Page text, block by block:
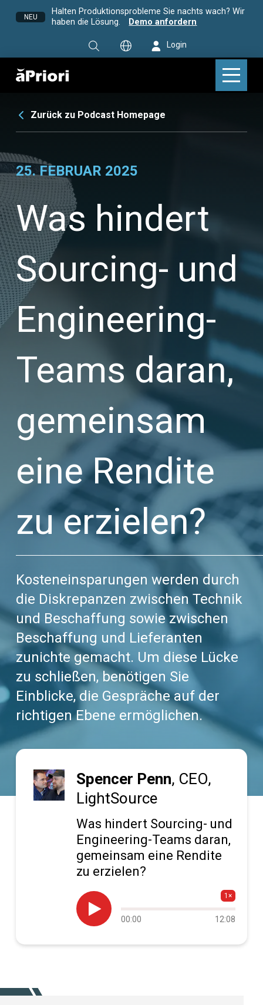
NEU
Halten Produktionsprobleme Sie nachts wach? Wir
haben die Lösung.
Demo anfordern
Login
Zurück zu Podcast Homepage
25. FEBRUAR 2025
Was hindert
Sourcing- und
Engineering-
Teams daran,
gemeinsam
eine Rendite
zu erzielen?
Kosteneinsparungen werden durch
die Diskrepanzen zwischen Technik
und Beschaffung sowie zwischen
Beschaffung und Lieferanten
zunichte gemacht. Um diese Lücke
zu schließen, benötigen Sie
Einblicke, die Gespräche auf der
richtigen Ebene ermöglichen.
Spencer Penn, CEO,
LightSource
Was hindert Sourcing- und
Engineering-Teams daran,
gemeinsam eine Rendite
zu erzielen?

1×
00:00 12:08